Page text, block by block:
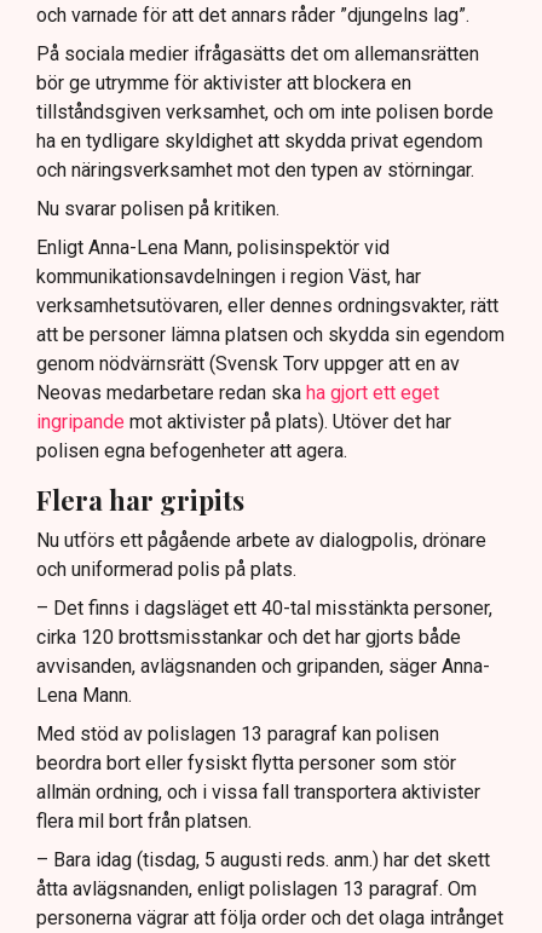
och varnade för att det annars råder ”djungelns lag”.
På sociala medier ifrågasätts det om allemansrätten
bör ge utrymme för aktivister att blockera en
tillståndsgiven verksamhet, och om inte polisen borde
ha en tydligare skyldighet att skydda privat egendom
och näringsverksamhet mot den typen av störningar.
Nu svarar polisen på kritiken.
Enligt Anna-Lena Mann, polisinspektör vid
kommunikationsavdelningen i region Väst, har
verksamhetsutövaren, eller dennes ordningsvakter, rätt
att be personer lämna platsen och skydda sin egendom
genom nödvärnsrätt (Svensk Torv uppger att en av
Neovas medarbetare redan ska ha gjort ett eget
ingripande mot aktivister på plats). Utöver det har
polisen egna befogenheter att agera.
Flera har gripits
Nu utförs ett pågående arbete av dialogpolis, drönare
och uniformerad polis på plats.
– Det finns i dagsläget ett 40-tal misstänkta personer,
cirka 120 brottsmisstankar och det har gjorts både
avvisanden, avlägsnanden och gripanden, säger Anna-
Lena Mann.
Med stöd av polislagen 13 paragraf kan polisen
beordra bort eller fysiskt flytta personer som stör
allmän ordning, och i vissa fall transportera aktivister
flera mil bort från platsen.
– Bara idag (tisdag, 5 augusti reds. anm.) har det skett
åtta avlägsnanden, enligt polislagen 13 paragraf. Om
personerna vägrar att följa order och det olaga intrånget